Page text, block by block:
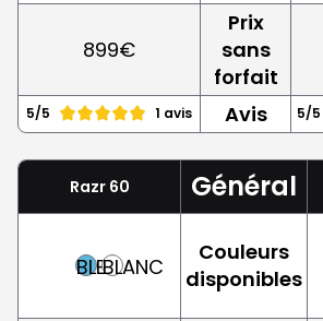
899€
Prix
sans
forfait
5/5 1 avis Avis 5/5
Razr 60 Général
BLEUBLANC
Couleurs
disponibles